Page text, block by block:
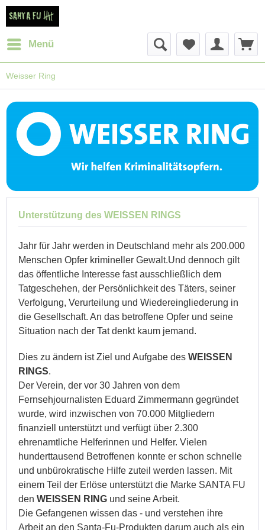
Menü
Weisser Ring
Unterstützung des WEISSEN RINGS
Jahr für Jahr werden in Deutschland mehr als 200.000
Menschen Opfer krimineller Gewalt.Und dennoch gilt
das öffentliche Interesse fast ausschließlich dem
Tatgeschehen, der Persönlichkeit des Täters, seiner
Verfolgung, Verurteilung und Wiedereingliederung in
die Gesellschaft. An das betroffene Opfer und seine
Situation nach der Tat denkt kaum jemand.
Dies zu ändern ist Ziel und Aufgabe des WEISSEN
RINGS.
Der Verein, der vor 30 Jahren von dem
Fernsehjournalisten Eduard Zimmermann gegründet
wurde, wird inzwischen von 70.000 Mitgliedern
finanziell unterstützt und verfügt über 2.300
ehrenamtliche Helferinnen und Helfer. Vielen
hunderttausend Betroffenen konnte er schon schnelle
und unbürokratische Hilfe zuteil werden lassen. Mit
einem Teil der Erlöse unterstützt die Marke SANTA FU
den WEISSEN RING und seine Arbeit.
Die Gefangenen wissen das - und verstehen ihre
Arbeit an den Santa-Fu-Produkten darum auch als ein